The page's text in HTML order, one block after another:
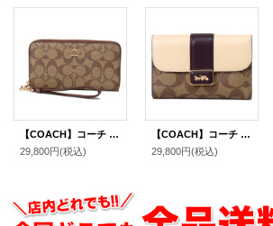
【COACH】コーチ コーティングキャンバス スムースレザー シグネチャー リストレット ロング ジップ アラウンド 長財布 カーキ×サドル2（日本未発売）
29,800円(税込)
【COACH】コーチ コーティングキャンバス レザー シグネチャー グレース ミディアム ウォレット フラップ 二つ折り財布 ライトカーキチャークマルチ（日本未発売）
29,800円(税込)